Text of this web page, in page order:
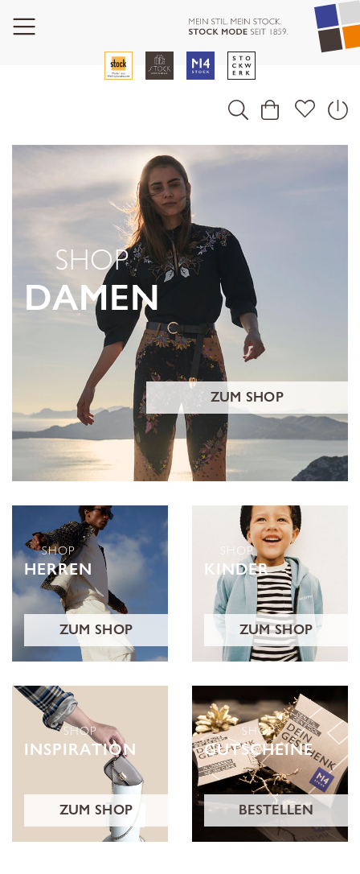
SHOP
DAMEN
ZUM SHOP
SHOP
HERREN
ZUM SHOP
SHOP
KINDER
ZUM SHOP
SHOP
INSPIRATION
ZUM SHOP
SHOP
GUTSCHEINE
BESTELLEN